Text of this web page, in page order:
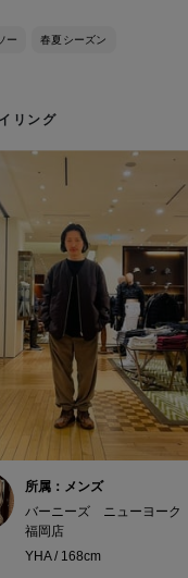
ー 春夏シーズン
リング
所属：メンズ
バーニーズ ニューヨーク
福岡店
YHA / 168cm